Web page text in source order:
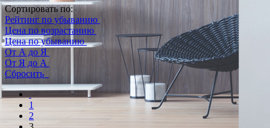
Сортировать по:
Рейтинг по убыванию
Цена по возрастанию
Цена по убыванию
От А до Я
От Я до А
Сбросить
1
2